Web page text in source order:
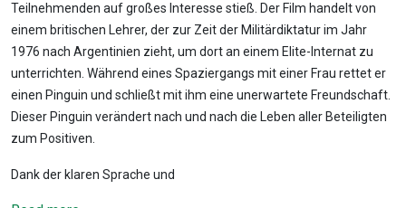
Teilnehmenden auf großes Interesse stieß. Der Film handelt von
einem britischen Lehrer, der zur Zeit der Militärdiktatur im Jahr
1976 nach Argentinien zieht, um dort an einem Elite-Internat zu
unterrichten. Während eines Spaziergangs mit einer Frau rettet er
einen Pinguin und schließt mit ihm eine unerwartete Freundschaft.
Dieser Pinguin verändert nach und nach die Leben aller Beteiligten
zum Positiven.
Dank der klaren Sprache und